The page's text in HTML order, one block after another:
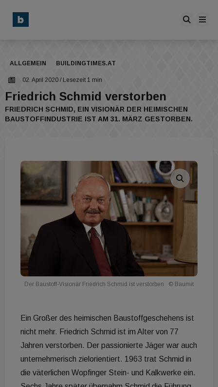
ALLGEMEIN BUILDINGTIMES.AT
02. April 2020 / Lesezeit 1 min
Friedrich Schmid verstorben
FRIEDRICH SCHMID, EIN VISIONÄR DER HEIMISCHEN
BAUSTOFFINDUSTRIE IST AM 31. MÄRZ GESTORBEN.
Der Baustoff-Visionär Friedrich Schmid ist verstorben © Baumit
Ein Großer des heimischen Baustoffgeschehens ist
nicht mehr. Friedrich Schmid ist im Alter von 77
Jahren verstorben. Der passionierte Jäger war auch
unternehmerisch zielorientiert. 1963 trat Schmid in
die väterlichen Wopfinger Stein- und Kalkwerke ein.